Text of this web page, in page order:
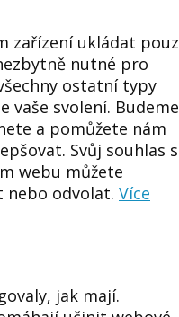
zařízení ukládat
nutné pro
ostatní typy
vaše svolení. Budeme
a pomůžete nám
Svůj souhlas s
webu můžete
nebo odvolat. Více
jak mají.